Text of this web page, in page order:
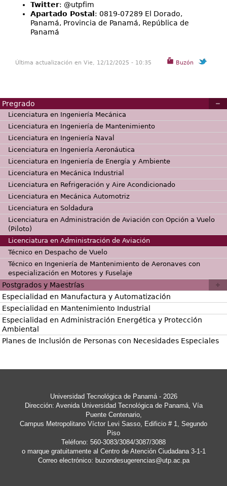
Twitter: @utpfim
Apartado Postal : 0819-07289 El Dorado,
Panamá, Provincia de Panamá, República de
Panamá
Buzón
Última actualización en Vie, 12/12/2025 - 10:35
Pregrado
Licenciatura en Ingeniería Mecánica
Licenciatura en Ingeniería de Mantenimiento
Licenciatura en Ingeniería Naval
Licenciatura en Ingeniería Aeronáutica
Licenciatura en Ingeniería de Energía y Ambiente
Licenciatura en Mecánica Industrial
Licenciatura en Refrigeración y Aire Acondicionado
Licenciatura en Mecánica Automotriz
Licenciatura en Soldadura
Licenciatura en Administración de Aviación con Opción a Vuelo
(Piloto)
Licenciatura en Administración de Aviación
Técnico en Despacho de Vuelo
Técnico en Ingeniería de Mantenimiento de Aeronaves con
especialización en Motores y Fuselaje
Postgrados y Maestrías
Especialidad en Manufactura y Automatización
Especialidad en Mantenimiento Industrial
Especialidad en Administración Energética y Protección
Ambiental
Planes de Inclusión de Personas con Necesidades Especiales
Universidad Tecnológica de Panamá - 2026
Dirección: Avenida Universidad Tecnológica de Panamá, Vía
Puente Centenario,
Campus Metropolitano Víctor Levi Sasso, Edificio # 1, Segundo
Piso
Teléfono: 560-3083/3084/3087/3088
o marque gratuitamente al Centro de Atención Ciudadana 3-1-1
Correo electrónico: buzondesugerencias@utp.ac.pa